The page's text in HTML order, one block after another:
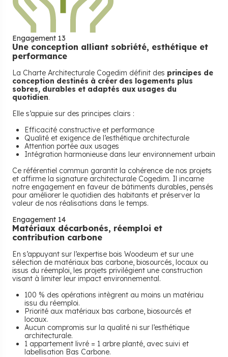
Engagement 13
Une conception alliant sobriété, esthétique et
performance
La Charte Architecturale Cogedim définit des principes de
conception destinés à créer des logements plus
sobres, durables et adaptés aux usages du
quotidien.
Elle s’appuie sur des principes clairs :
Efficacité constructive et performance
Qualité et exigence de l’esthétique architecturale
Attention portée aux usages
Intégration harmonieuse dans leur environnement urbain
Ce référentiel commun garantit la cohérence de nos projets
et affirme la signature architecturale Cogedim. Il incarne
notre engagement en faveur de bâtiments durables, pensés
pour améliorer le quotidien des habitants et préserver la
valeur de nos réalisations dans le temps.
Engagement 14
Matériaux décarbonés, réemploi et
contribution carbone
En s’appuyant sur l’expertise bois Woodeum et sur une
sélection de matériaux bas carbone, biosourcés, locaux ou
issus du réemploi, les projets privilégient une construction
visant à limiter leur impact environnemental.
100 % des opérations intègrent au moins un matériau
issu du réemploi.
Priorité aux matériaux bas carbone, biosourcés et
locaux.
Aucun compromis sur la qualité ni sur l’esthétique
architecturale.
1 appartement livré = 1 arbre planté, avec suivi et
labellisation Bas Carbone.